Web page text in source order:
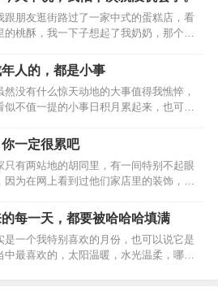
我住的地方。
惯用 " 家 " 这个词来称呼我的
多次家，从半地下室到宽敞明
的羽绒被，买过音质很好的
腾腾的火锅，边吃边看电影，
哭过，也曾开怀大笑。
看着车票机票，和离自己最近的核酸检测
每一个人都做着可能无法回家过年的准
害…
跟朋友逛街路过了一家中式的蛋糕店，看
的桃酥，我一下子想起了我奶奶，那个牙
总是会拦着她吃甜食，所以她常常把桃酥
底下或者大衣柜里，有时候也会拿出一块
干净的塑料袋里，然后再拿小手绢包着，
，趁我们不注意的时候偷偷吃一口…
人的，都是小事
然没有什么惊天动地的大事值得我憔悴，
似不值一提的小事日积月累起来，也可能
候，只能凭着这些小事才敢哭出来。装在
泪会让人生病，流出来的眼泪，却很快就
成为这个世界上不存在的东西。" 我知道有
个人…
一定很累吧
只有两站地的胡同里，有一间特别不起眼
因为在网上看到过他们家店里的装饰，觉
没能如愿走进那家店里，因为我每次去的
会正好赶上闭店休息，而闭店的理由，每
同的八个字：心情不好，暂停营业。后来
跟朋友聊到这件事，我都会很不…
每一天，都要被哈哈哈填满
是一个我特别喜欢的月份，也可以说它是
中最喜欢的，太阳温暖，水光温柔，哪怕